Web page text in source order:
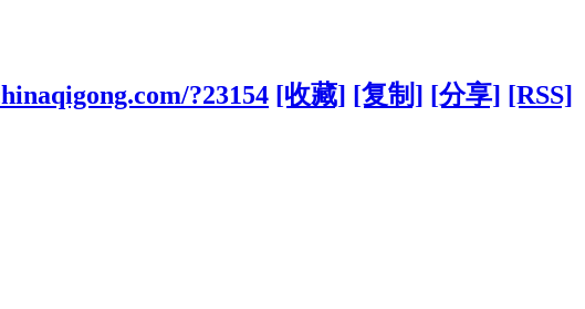
?23154 [收藏] [复制] [分享] [RSS]